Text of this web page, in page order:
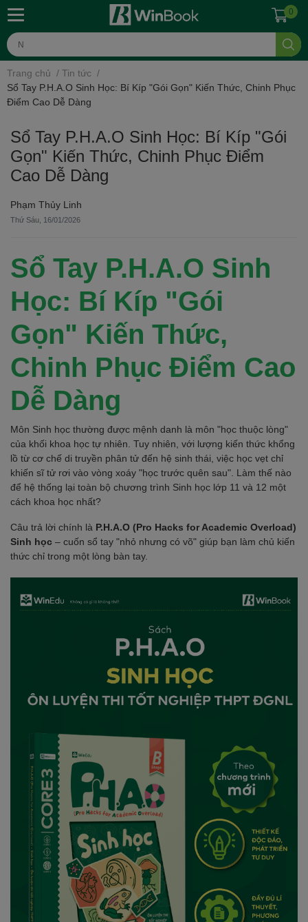
0
Trang chủ / Tin tức /
Sổ Tay P.H.A.O Sinh Học: Bí Kíp "Gói Gọn" Kiến Thức, Chinh Phục
Điểm Cao Dễ Dàng
Sổ Tay P.H.A.O Sinh Học: Bí Kíp "Gói
Gọn" Kiến Thức, Chinh Phục Điểm
Cao Dễ Dàng
Phạm Thủy Linh
Thứ Sáu, 16/01/2026
Sổ Tay P.H.A.O Sinh
Học: Bí Kíp "Gói
Gọn" Kiến Thức,
Chinh Phục Điểm Cao
Dễ Dàng
Môn Sinh học thường được mệnh danh là môn "học thuộc lòng"
của khối khoa học tự nhiên. Tuy nhiên, với lượng kiến thức khổng
lồ từ cơ chế di truyền phân tử đến hệ sinh thái, việc học vẹt chỉ
khiến sĩ tử rơi vào vòng xoáy "học trước quên sau". Làm thế nào
để hệ thống lại toàn bộ chương trình Sinh học lớp 11 và 12 một
cách khoa học nhất?
Câu trả lời chính là P.H.A.O (Pro Hacks for Academic Overload)
Sinh học – cuốn sổ tay "nhỏ nhưng có võ" giúp bạn làm chủ kiến
thức chỉ trong một lòng bàn tay.